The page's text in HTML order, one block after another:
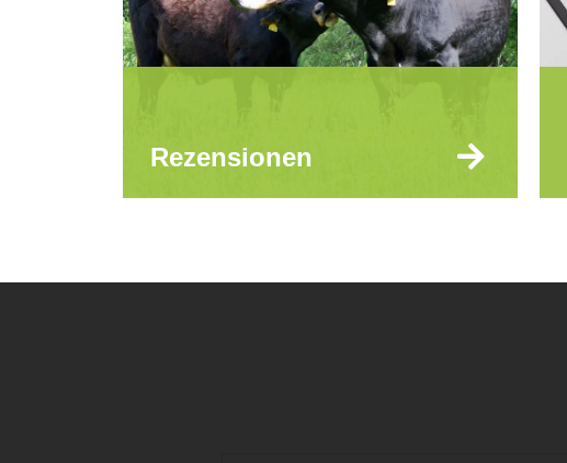
Rezensionen